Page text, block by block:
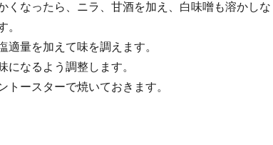
くなったら、ニラ、甘酒を加え、白味噌も溶かしな
。
適量を加えて味を調えます。
になるよう調整します。
トースターで焼いておきます。